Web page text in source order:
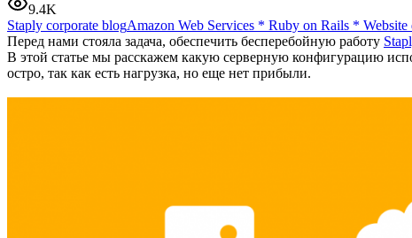
9.4K
Staply corporate blogAmazon Web Services * Ruby on Rails * Website
Перед нами стояла задача, обеспечить бесперебойную работу
В этой статье мы расскажем какую серверную конфигурацию
остро, так как есть нагрузка, но еще нет прибыли.